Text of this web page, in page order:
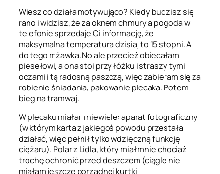
Wiesz co działa motywująco? Kiedy budzisz się
rano i widzisz, że za oknem chmury a pogoda w
telefonie sprzedaje Ci informację, że
maksymalna temperatura dzisiaj to 15 stopni. A
do tego mżawka. No ale przecież obiecałam
piesełowi, a ona stoi przy łóżku i straszy tymi
oczami i tą radosną paszczą, więc zabieram się za
robienie śniadania, pakowanie plecaka. Potem
bieg na tramwaj.
W plecaku miałam niewiele: aparat fotograficzny
(w którym karta z jakiegoś powodu przestała
działać, więc pełnił tylko wdzięczną funkcję
ciężaru). Polar z Lidla, który miał mnie chociaż
trochę ochronić przed deszczem (ciągle nie
miałam jeszcze porządnej kurtki